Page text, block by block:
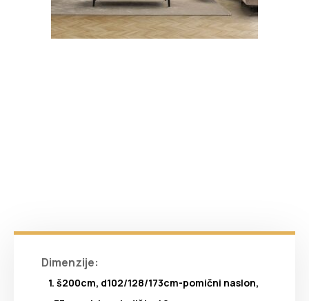
Dimenzije:
1. š200cm, d102/128/173cm-pomični naslon,